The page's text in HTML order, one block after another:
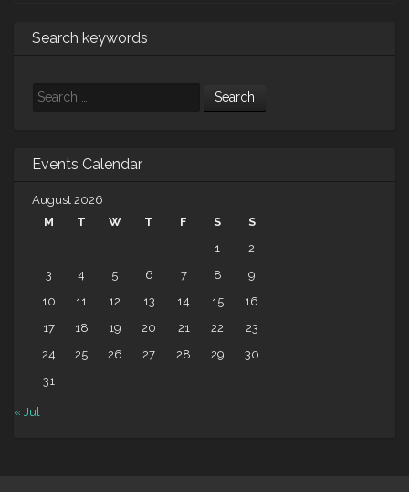
Search keywords
Search
Events Calendar
August 2026
M
T W T F S
S
1
2
3
4 5 6 7 8
9
10
11 12 13 14 15
16
17
18 19 20 21 22
23
24
25 26 27 28 29
30
31
« Jul